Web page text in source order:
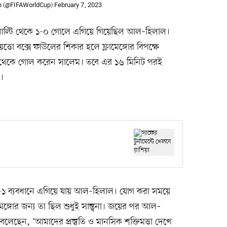
February 7, 2023
থেকে ১-০ গোলে এগিয়ে গিয়েছিল আল–হিলাল।
বক্সে ফাউলের শিকার হলে ফ্লামেঙ্গোর বিপক্ষে
থেকে গোল করেন সালেম। তবে এর ১৬ মিনিট পরই
ব্যবধানে এগিয়ে যায় আল–হিলাল। যোগ করা সময়ে
জন্য তা ছিল শুধুই সান্ত্বনা। জয়ের পর আল–
‘আমাদের প্রস্তুতি ও মানসিক শক্তিমত্তা দেখে